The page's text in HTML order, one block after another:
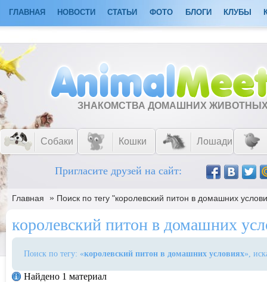
ГЛАВНАЯ НОВОСТИ СТАТЬИ ФОТО БЛОГИ КЛУБЫ
ЗНАКОМСТВА ДОМАШНИХ
Собаки Кошки Лошади
Пригласите друзей на сайт:
Главная » Поиск по тегу "королевский питон в домашних
королевский питон в домашних
Поиск по тегу: «королевский питон в домашних условиях»,
Найдено 1 материал